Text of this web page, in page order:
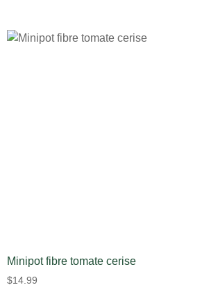
Minipot fibre tomate cerise
$14.99